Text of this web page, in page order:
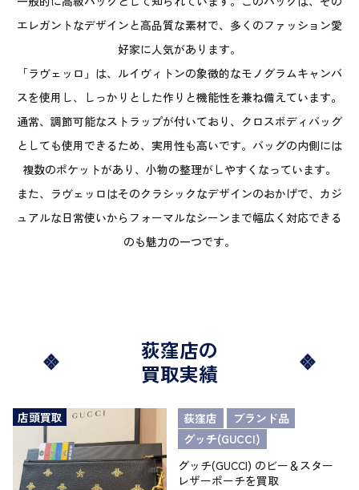
エレガントなデザインと高品質な素材で、多くのファッション愛
好家に人気があります。
「ラヴェッロ」は、ルイヴィトンの象徴的なモノグラムキャンバ
スを使用し、しっかりとした作りと機能性を兼ね備えています。
通常、調節可能なストラップが付いており、クロスボディバッグ
としても使用できるため、実用性も高いです。バッグの内側には
複数のポケットがあり、小物の整理がしやすくなっています。
また、ラヴェッロはそのクラシックなデザインのおかげで、カジ
ュアルな日常使いからフォーマルなシーンまで幅広く対応できる
のも魅力の一つです。
荻窪店の
買取実績
店頭買取 荻窪店
ブランド品
グッチ(GUCCI)
グッチ(GUCCI) のビー＆スター
レザーポーチを買取